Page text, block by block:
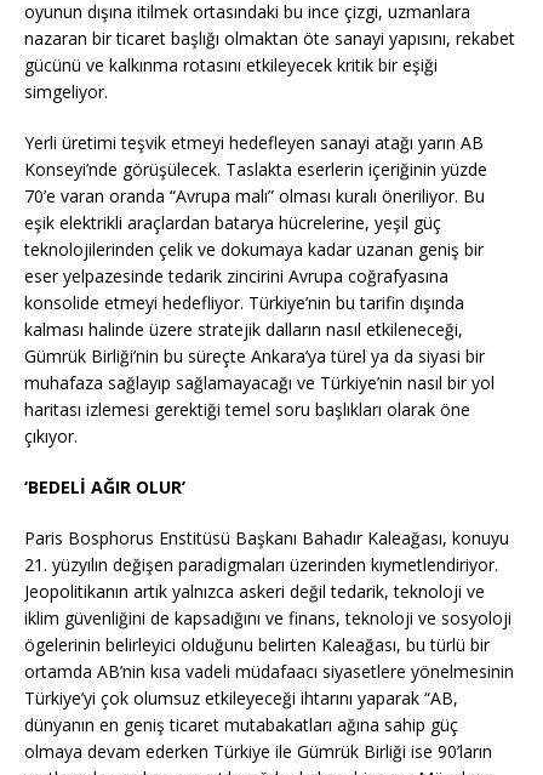
oyunun dışına itilmek ortasındaki bu ince çizgi, uzmanlara
nazaran bir ticaret başlığı olmaktan öte sanayi yapısını, rekabet
gücünü ve kalkınma rotasını etkileyecek kritik bir eşiği
simgeliyor.
Yerli üretimi teşvik etmeyi hedefleyen sanayi atağı yarın AB
Konseyi’nde görüşülecek. Taslakta eserlerin içeriğinin yüzde
70’e varan oranda “Avrupa malı” olması kuralı öneriliyor. Bu
eşik elektrikli araçlardan batarya hücrelerine, yeşil güç
teknolojilerinden çelik ve dokumaya kadar uzanan geniş bir
eser yelpazesinde tedarik zincirini Avrupa coğrafyasına
konsolide etmeyi hedefliyor. Türkiye’nin bu tarifin dışında
kalması halinde üzere stratejik dalların nasıl etkileneceği,
Gümrük Birliği’nin bu süreçte Ankara’ya türel ya da siyasi bir
muhafaza sağlayıp sağlamayacağı ve Türkiye’nin nasıl bir yol
haritası izlemesi gerektiği temel soru başlıkları olarak öne
çıkıyor.
‘BEDELİ AĞIR OLUR’
Paris Bosphorus Enstitüsü Başkanı Bahadır Kaleağası, konuyu
21. yüzyılın değişen paradigmaları üzerinden kıymetlendiriyor.
Jeopolitikanın artık yalnızca askeri değil tedarik, teknoloji ve
iklim güvenliğini de kapsadığını ve finans, teknoloji ve sosyoloji
ögelerinin belirleyici olduğunu belirten Kaleağası, bu türlü bir
ortamda AB’nin kısa vadeli müdafaacı siyasetlere yönelmesinin
Türkiye’yi çok olumsuz etkileyeceği ihtarını yaparak “AB,
dünyanın en geniş ticaret mutabakatları ağına sahip güç
olmaya devam ederken Türkiye ile Gümrük Birliği ise 90’ların